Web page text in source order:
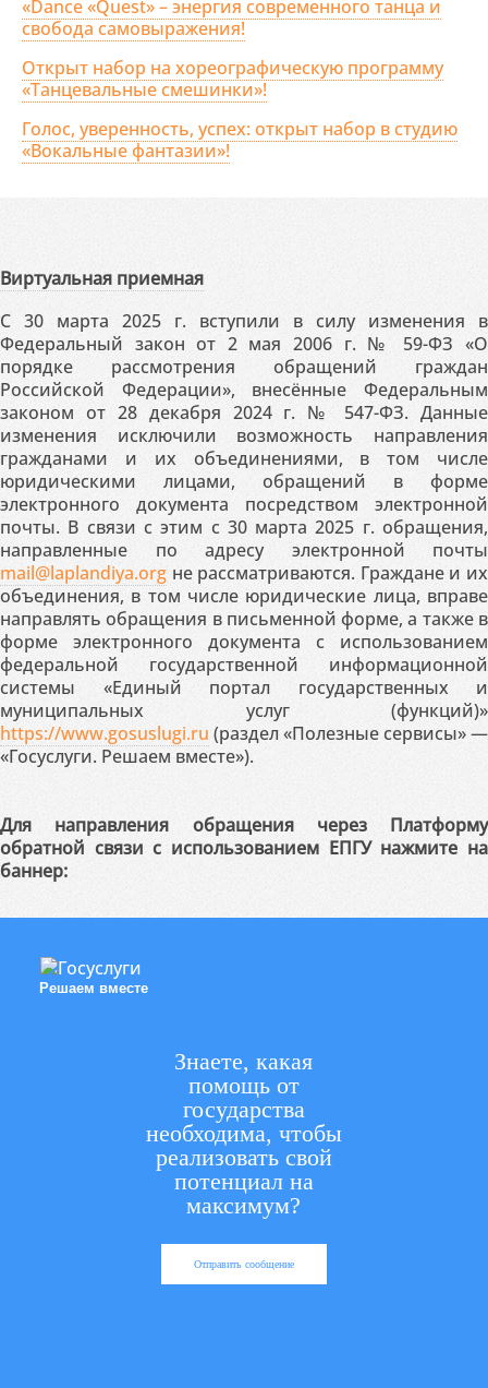
«Dance «Quest» – энергия современного танца и
свобода самовыражения!
Открыт набор на хореографическую программу
«Танцевальные смешинки»!
Голос, уверенность, успех: открыт набор в студию
«Вокальные фантазии»!
Виртуальная приемная
С 30 марта 2025 г. вступили в силу изменения в
Федеральный закон от 2 мая 2006 г. № 59-ФЗ «О
порядке рассмотрения обращений граждан
Российской Федерации», внесённые Федеральным
законом от 28 декабря 2024 г. № 547-ФЗ. Данные
изменения исключили возможность направления
гражданами и их объединениями, в том числе
юридическими лицами, обращений в форме
электронного документа посредством электронной
почты. В связи с этим с 30 марта 2025 г. обращения,
направленные по адресу электронной почты
mail@laplandiya.org не рассматриваются. Граждане и их
объединения, в том числе юридические лица, вправе
направлять обращения в письменной форме, а также в
форме электронного документа с использованием
федеральной государственной информационной
системы «Единый портал государственных и
муниципальных услуг (функций)»
https://www.gosuslugi.ru (раздел «Полезные сервисы» —
«Госуслуги. Решаем вместе»).
Для направления обращения через Платформу
обратной связи с использованием ЕПГУ нажмите на
баннер:
Решаем вместе
Знаете, какая
помощь от
государства
необходима, чтобы
реализовать свой
потенциал на
максимум?
Отправить сообщение